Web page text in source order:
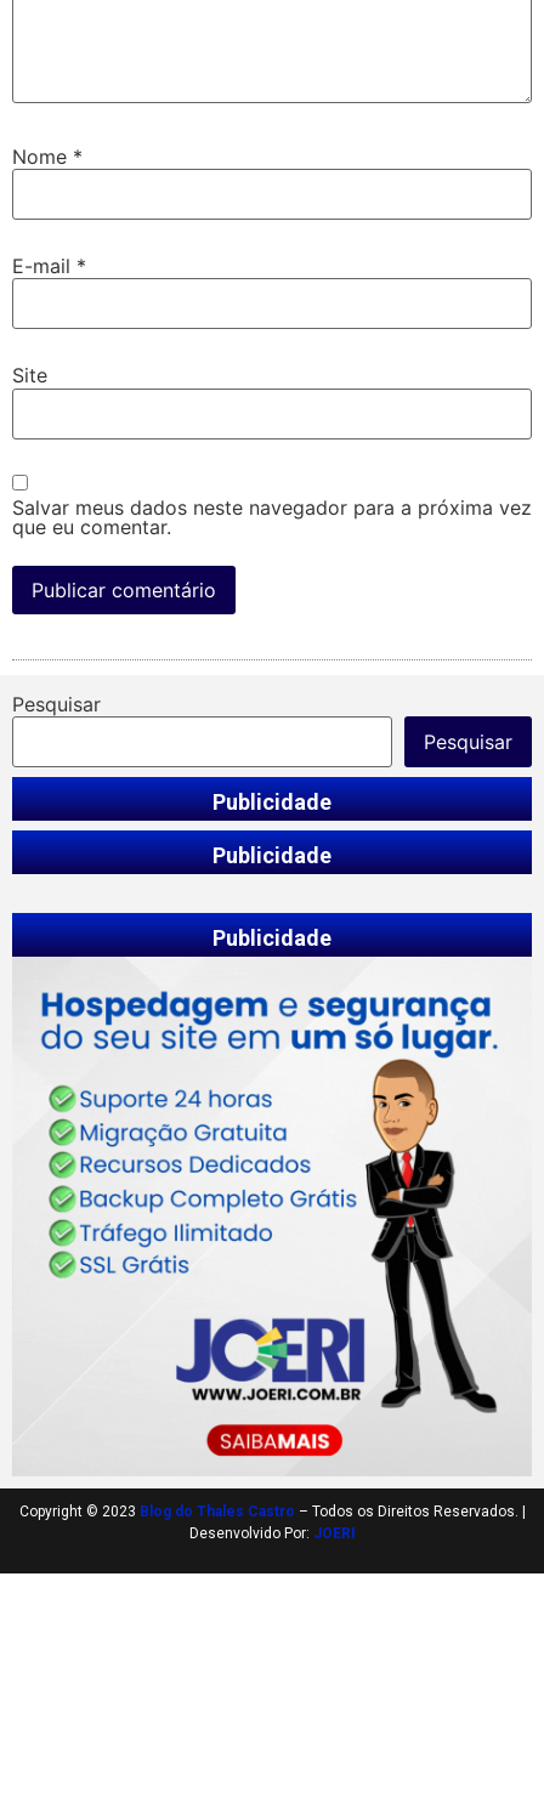
Nome *
E-mail *
Site
Salvar meus dados neste navegador para a próxima vez
que eu comentar.
Pesquisar
Pesquisar
Publicidade
Publicidade
Publicidade
Copyright © 2023 Blog do Thales Castro – Todos os Direitos Reservados. |
Desenvolvido Por: JOERI